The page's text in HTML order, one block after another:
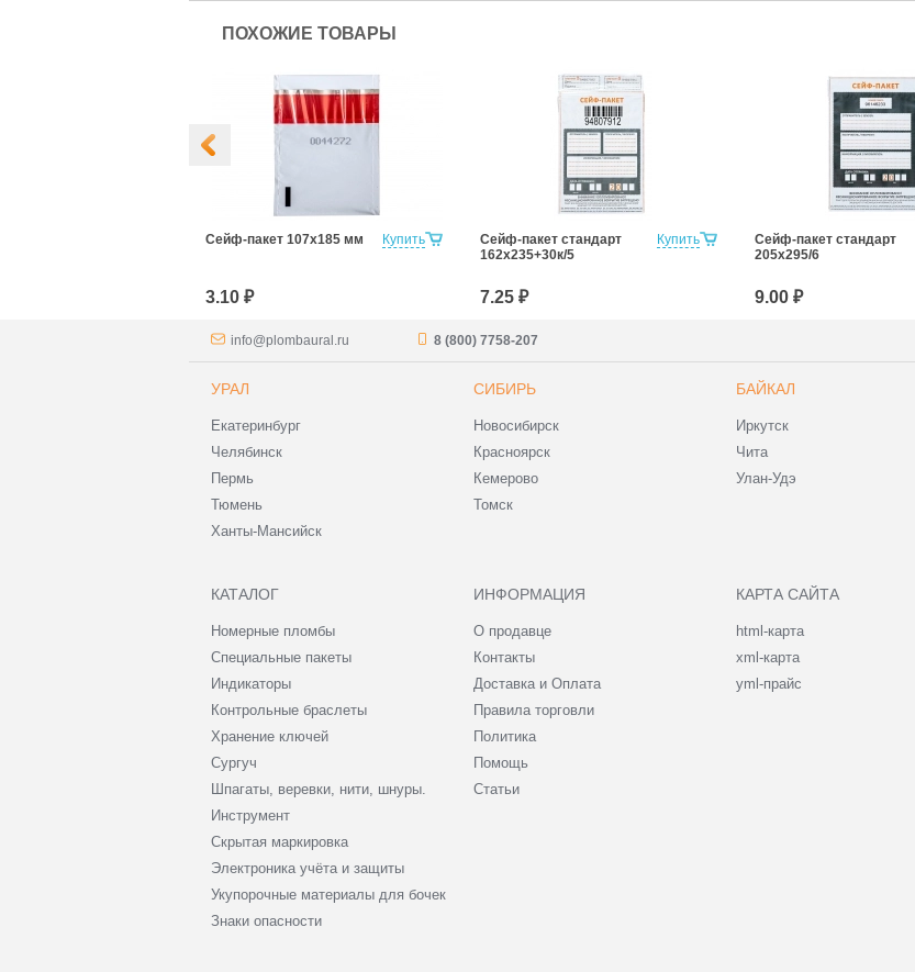
ПОХОЖИЕ ТОВАРЫ
Купить
Сейф-пакет 107х185 мм
3.10 ₽
Купить
Сейф-пакет стандарт
162х235+30к/5
7.25 ₽
Сейф-пакет стандарт
205х295/6
9.00 ₽
info@plombaural.ru 8 (800) 7758-207
УРАЛ
Екатеринбург
Челябинск
Пермь
Тюмень
Ханты-Мансийск
СИБИРЬ
Новосибирск
Красноярск
Кемерово
Томск
БАЙКАЛ
Иркутск
Чита
Улан-Удэ
КАТАЛОГ
Номерные пломбы
Специальные пакеты
Индикаторы
Контрольные браслеты
Хранение ключей
Сургуч
Шпагаты, веревки, нити, шнуры.
Инструмент
Скрытая маркировка
Электроника учёта и защиты
Укупорочные материалы для бочек
Знаки опасности
ИНФОРМАЦИЯ
О продавце
Контакты
Доставка и Оплата
Правила торговли
Политика
Помощь
Статьи
КАРТА САЙТА
html-карта
xml-карта
yml-прайс